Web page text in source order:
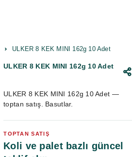
ULKER 8 KEK MINI 162g 10 Adet
ULKER 8 KEK MINI 162g 10 Adet
ULKER 8 KEK MINI 162g 10 Adet —
toptan satış. Basutlar.
TOPTAN SATIŞ
Koli ve palet bazlı güncel